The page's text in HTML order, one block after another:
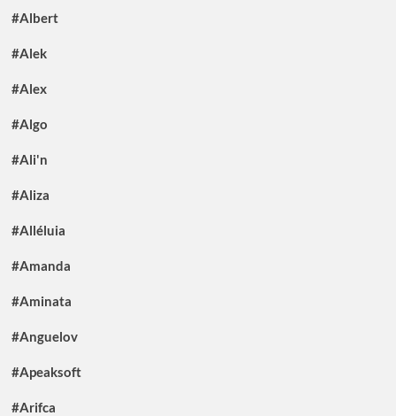
#Albert
#Alek
#Alex
#Algo
#Ali'n
#Aliza
#Alléluia
#Amanda
#Aminata
#Anguelov
#Apeaksoft
#Arifca